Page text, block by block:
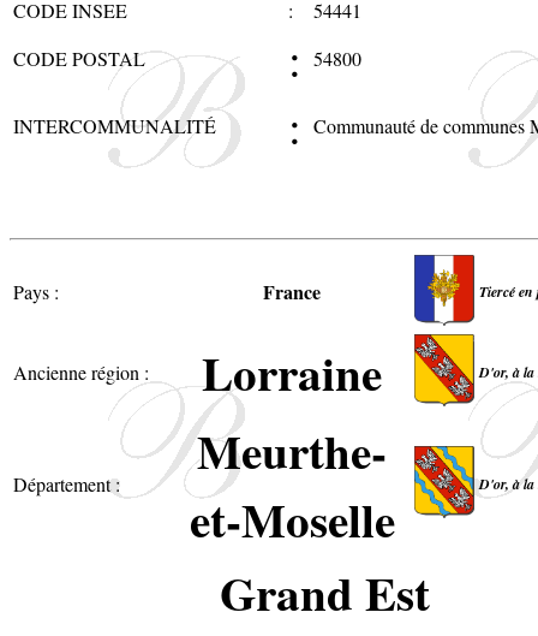
CODE INSEE
:
54441
CODE POSTAL
: 54800
INTERCOMMUNALITÉ : Communauté de communes
Pays : France Tiercé
Ancienne région : Lorraine D'or, à la
Département :
Meurthe-
et-Moselle
D'or, à la
Grand Est